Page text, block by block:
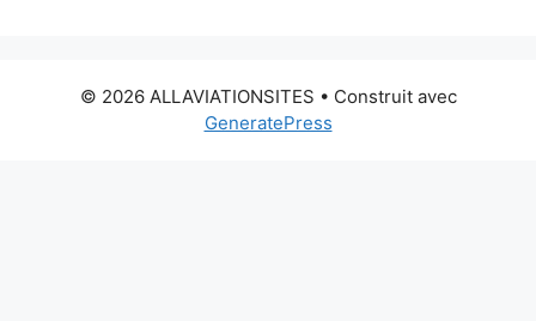
© 2026 ALLAVIATIONSITES • Construit avec
GeneratePress